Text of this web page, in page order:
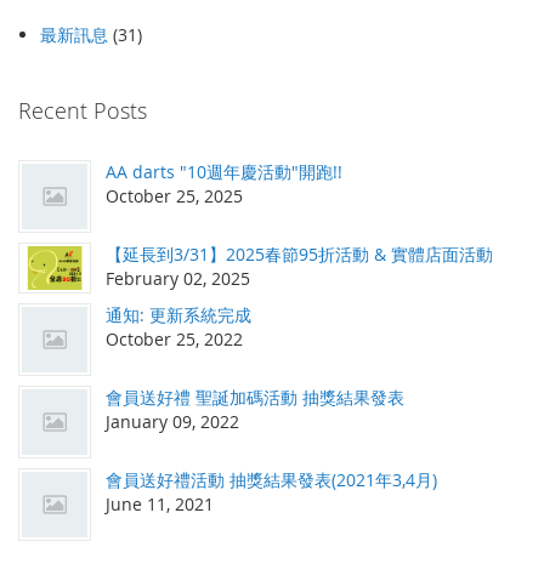
最新訊息 (31)
Recent Posts
AA darts "10週年慶活動"開跑!!
October 25, 2025
【延長到3/31】2025春節95折活動 & 實體店面活動
February 02, 2025
通知: 更新系統完成
October 25, 2022
會員送好禮 聖誕加碼活動 抽獎結果發表
January 09, 2022
會員送好禮活動 抽獎結果發表(2021年3,4月)
June 11, 2021